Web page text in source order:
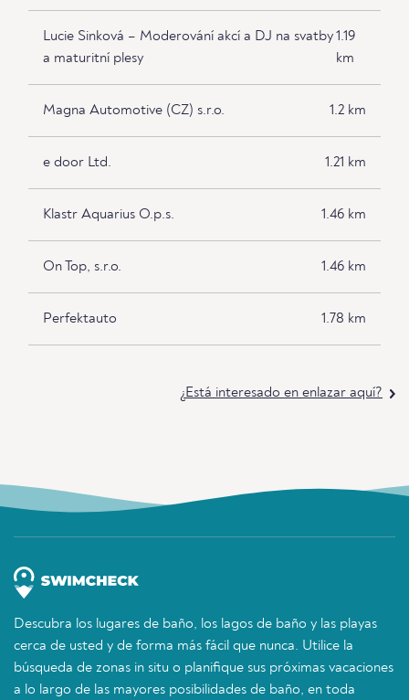
Lucie Sinková – Moderování akcí a DJ na svatby
a maturitní plesy
1.19
km
Magna Automotive (CZ) s.r.o. 1.2 km
e door Ltd. 1.21 km
Klastr Aquarius O.p.s. 1.46 km
On Top, s.r.o. 1.46 km
Perfektauto 1.78 km
¿Está interesado en enlazar aquí?
Descubra los lugares de baño, los lagos de baño y las playas
cerca de usted y de forma más fácil que nunca. Utilice la
búsqueda de zonas in situ o planifique sus próximas vacaciones
a lo largo de las mayores posibilidades de baño, en toda